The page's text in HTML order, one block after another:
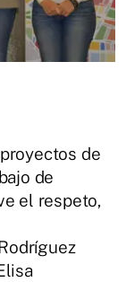
de
de
el respeto,